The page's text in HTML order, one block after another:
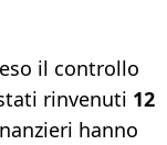
il controllo
rinvenuti 12
hanno